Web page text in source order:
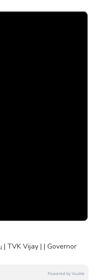
| TVK Vijay | | Governor